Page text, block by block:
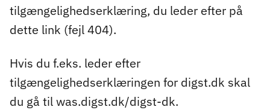
tilgængelighedserklæring, du leder efter på
dette link (fejl 404).
Hvis du f.eks. leder efter
tilgængelighedserklæringen for digst.dk skal
du gå til was.digst.dk/digst-dk.